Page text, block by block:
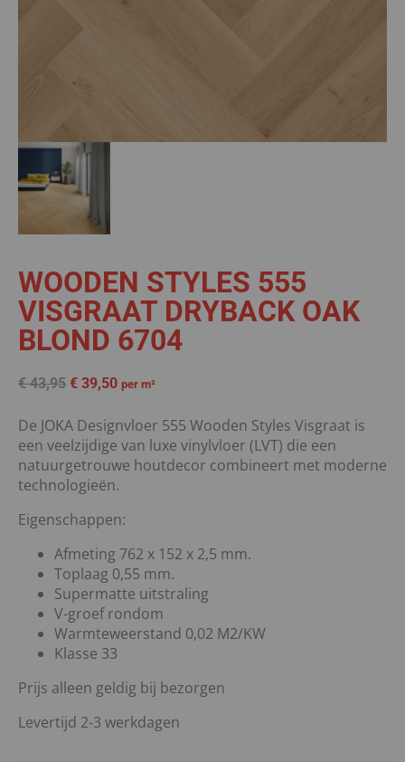
WOODEN STYLES 555
VISGRAAT DRYBACK OAK
BLOND 6704
€43,95 € 39,50 per m²
De JOKA Designvloer 555 Wooden Styles Visgraat is
een veelzijdige van luxe vinylvloer (LVT) die een
natuurgetrouwe houtdecor combineert met moderne
technologieën.
Eigenschappen:
Afmeting 762 x 152 x 2,5 mm.
Toplaag 0,55 mm.
Supermatte uitstraling
V-groef rondom
Warmteweerstand 0,02 M2/KW
Klasse 33
Prijs alleen geldig bij bezorgen
Levertijd 2-3 werkdagen